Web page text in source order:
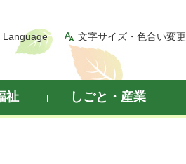
Language 文字サイズ・色合い変更
祉 しごと・産業